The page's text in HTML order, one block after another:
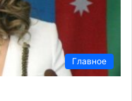
Главное